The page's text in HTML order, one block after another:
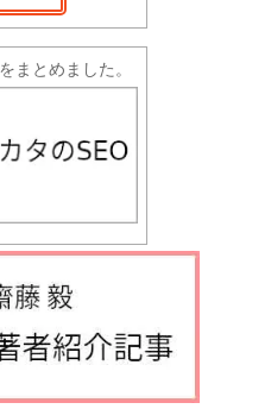
まとめました。